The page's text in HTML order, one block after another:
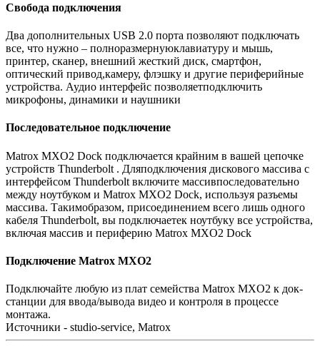
Свобода подключения
Два дополнительных USB 2.0 порта позволяют подключать
все, что нужно – полноразмернуюклавиатуру и мышь,
принтер, сканер, внешний жесткий диск, смартфон,
оптический привод,камеру, флэшку и другие периферийные
устройства. Аудио интерфейс позволяетподключить
микрофоны, динамики и наушники
Последовательное подключение
Matrox MXO2 Dock подключается крайним в вашей цепочке
устройств Thunderbolt . Дляподключения дискового массива с
интерфейсом Thunderbolt включите массивпоследовательно
между ноутбуком и Matrox MXO2 Dock, используя разъемы
массива. Такимобразом, присоединением всего лишь одного
кабеля Thunderbolt, вы подключаетек ноутбуку все устройства,
включая массив и периферию Matrox MXO2 Dock
Подключение Matrox MXO2
Подключайте любую из плат семейства Matrox MXO2 к док-
станции для ввода/вывода видео и контроля в процессе
монтажа.
Источники - studio-service, Matrox